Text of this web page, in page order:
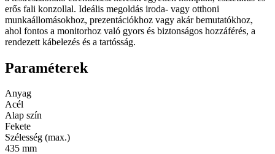
erős fali konzollal. Ideális megoldás iroda- vagy otthoni
munkaállomásokhoz, prezentációkhoz vagy akár bemutatókhoz,
ahol fontos a monitorhoz való gyors és biztonságos hozzáférés, a
rendezett kábelezés és a tartósság.
Paraméterek
Anyag
Acél
Alap szín
Fekete
Szélesség (max.)
435 mm